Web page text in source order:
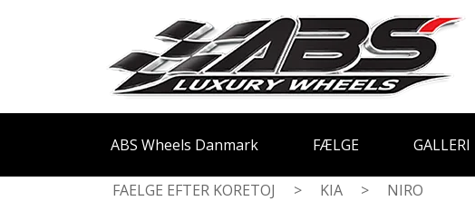
ABS Wheels Danmark FÆLGE GALLERI
FAELGE EFTER KORETOJ > KIA > NIRO